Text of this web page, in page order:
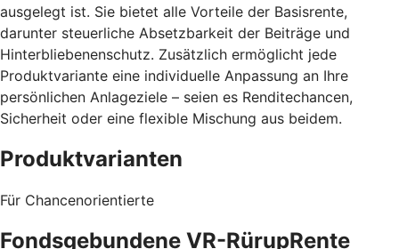
ausgelegt ist. Sie bietet alle Vorteile der Basisrente,
darunter steuerliche Absetzbarkeit der Beiträge und
Hinterbliebenenschutz. Zusätzlich ermöglicht jede
Produktvariante eine individuelle Anpassung an Ihre
persönlichen Anlageziele – seien es Renditechancen,
Sicherheit oder eine flexible Mischung aus beidem.
Produktvarianten
Für Chancenorientierte
Fondsgebundene VR-RürupRente